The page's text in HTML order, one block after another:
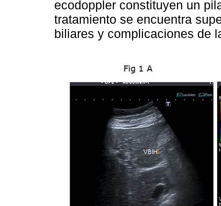
ecodoppler constituyen un
tratamiento se encuentra
biliares y complicaciones de